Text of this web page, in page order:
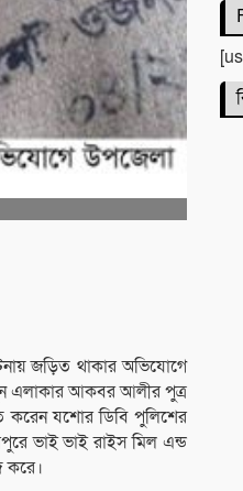
জড়িত থাকার অভিযোগে
এলাকার আকবর আলীর পুত্র
করেন যশোর ডিবি পুলিশের
ভাই ভাই রাইস মিল এন্ড
করে।